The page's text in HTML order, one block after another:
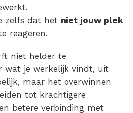
zelfs dat het niet jouw plek
reageren.
niet helder te
wat je werkelijk vindt, uit
maar het overwinnen
tot krachtigere
betere verbinding met